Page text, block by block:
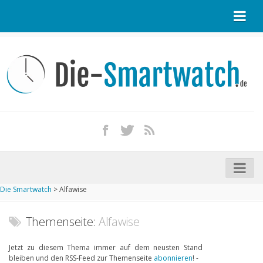
Kontakt / Tipp geben
Impressum
iPhone kaufen
Startseite
Aktuelle Smartwatches im Test
Die Smartwatch >Alfawise
Themenseite: Alfawise
Jetzt zu diesem Thema immer auf dem neusten Stand
bleiben und den RSS-Feed zur Themenseite abonnieren! -